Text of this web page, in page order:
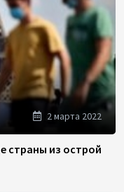
2 марта 2022
страны из острой